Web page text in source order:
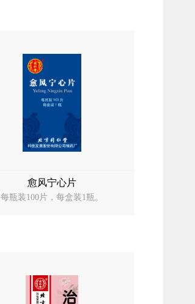
愈风宁心片
每瓶装100片，每盒装1瓶。